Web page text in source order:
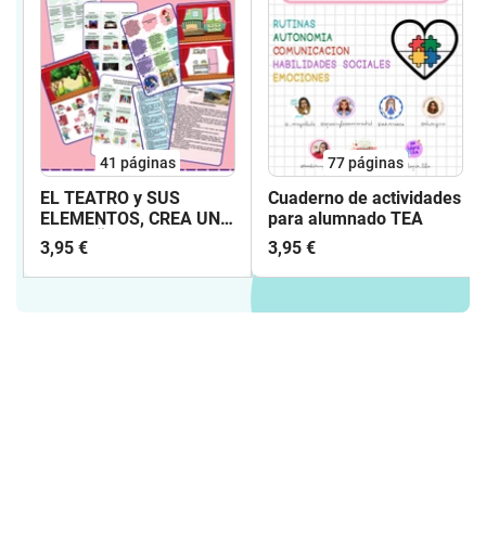
41 páginas
EL TEATRO y SUS
ELEMENTOS, CREA UN
PEQUEÑO GUION
TEATRAL
3,95 €
77páginas
Cuaderno de actividades
para alumnado TEA
3,95 €